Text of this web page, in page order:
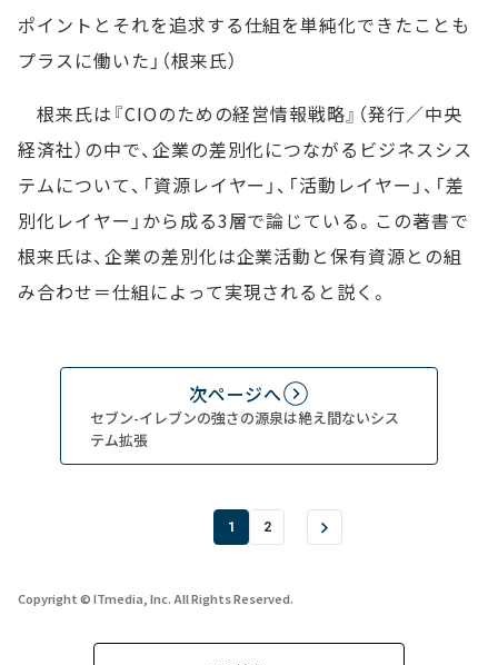
ポイントとそれを追求する仕組を単純化できたことも
プラスに働いた」（根来氏）
根来氏は『CIOのための経営情報戦略』（発行／中央
経済社）の中で、企業の差別化につながるビジネスシス
テムについて、「資源レイヤー」、「活動レイヤー」、「差
別化レイヤー」から成る3層で論じている。この著書で
根来氏は、企業の差別化は企業活動と保有資源との組
み合わせ＝仕組によって実現されると説く。
次ページへ
セブン-イレブンの強さの源泉は絶え間ないシス
テム拡張
1 2
Copyright © ITmedia, Inc. All Rights Reserved.